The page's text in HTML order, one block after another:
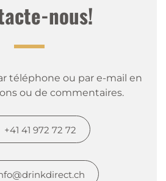
nous!
téléphone ou par e-mail en
ou de commentaires.
+41 41 972 72 72